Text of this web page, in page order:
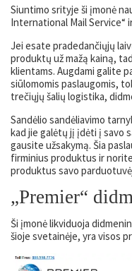
Siuntimo srityje ši įmonė
International Mail Service“
Jei esate pradedančiųjų
produktų už mažą kainą,
klientams. Augdami galite
siūlomomis paslaugomis,
trečiųjų šalių logistika,
Sandėlio sandėliavimo
kad jie galėtų jį įdėti į savo
gausite užsakymą. Šia
firminius produktus ir
produktus savo
„Premier“
Ši įmonė likviduoja
šioje svetainėje, yra visos